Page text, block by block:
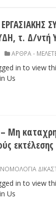
τ. Δ/ντή
ΑΡΘΡΑ -
in to view
Us
Μη
ΝΟΜΟΛΟΓΙΑ
in to view
Us